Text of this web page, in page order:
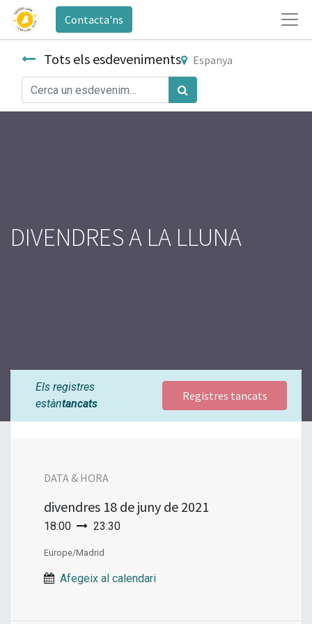
Contacta'ns
Tots els esdeveniments Espanya
DIVENDRES A LA LLUNA
Els registres
estàntancats
Registres tancats
DATA & HORA
divendres 18 de juny de 2021
18:00 23:30
Europe/Madrid
Afegeix al calendari